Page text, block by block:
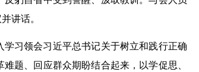
讲话。
习领会习近平总书记关于树立和践行正确
题、回应群众期盼结合起来，以学促思、